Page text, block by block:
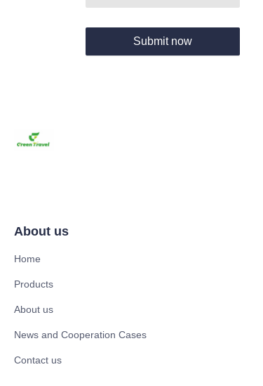
Submit now
About us
Home
Products
About us
News and Cooperation Cases
Contact us